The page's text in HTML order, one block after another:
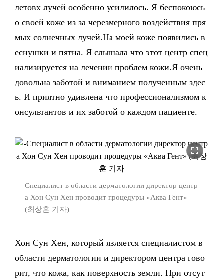
летовх лучей особенно усилилось. Я беспокоюсь
о своей коже из за черезмерного воздействия пря
мых солнечных лучей.На моей коже появились в
еснушки и пятна. Я слышала что этот центр спец
иализируется на лечении проблем кожи.Я очень
довольна заботой и вниманием полученным здес
ь. И приятно удивлена что профессионализмом к
онсультантов и их заботой о каждом пациенте.
fullscreen
Специалист в области дерматологии директор центр
а Хон Сун Хен проводит процедуры «Аква Гент»
(최상훈 기자)
Хон Сун Хен, который является специалистом в
области дерматологии и директором центра гово
рит, что кожа, как поверхность земли. При отсут